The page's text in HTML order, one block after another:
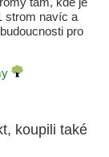
strom navíc a
pro
koupili také